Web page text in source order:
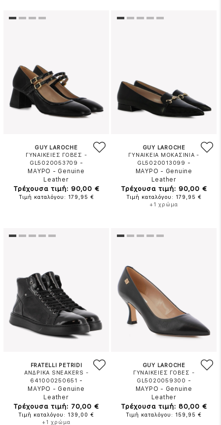
GUY LAROCHE
ΓΥΝΑΙΚΕΙΕΣ ΓΟΒΕΣ -
GL5020053709 -
ΜΑΥΡΟ - Genuine
Leather
Τρέχουσα τιμή: 90,00 €
Τιμή καταλόγου: 179,95 €
GUY LAROCHE
ΓΥΝΑΙΚΕΙΑ ΜΟΚΑΣΙΝΙΑ -
GL5020013099 -
ΜΑΥΡΟ - Genuine
Leather
Τρέχουσα τιμή: 90,00 €
Τιμή καταλόγου: 179,95 €
+1 χρώμα
FRATELLI PETRIDI
ΑΝΔΡΙΚΑ SNEAKERS -
641000250651 -
ΜΑΥΡΟ - Genuine
Leather
Τρέχουσα τιμή: 70,00 €
Τιμή καταλόγου: 139,00 €
+1 χρώμα
GUY LAROCHE
ΓΥΝΑΙΚΕΙΕΣ ΓΟΒΕΣ -
GL5020059300 -
ΜΑΥΡΟ - Genuine
Leather
Τρέχουσα τιμή: 80,00 €
Τιμή καταλόγου: 159,95 €